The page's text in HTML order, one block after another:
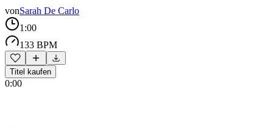
vonSarah De Carlo
1:00
133 BPM
Titel kaufen
0:00